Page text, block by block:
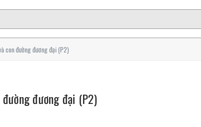
con đường đương đại (P2)
đương đại (P2)